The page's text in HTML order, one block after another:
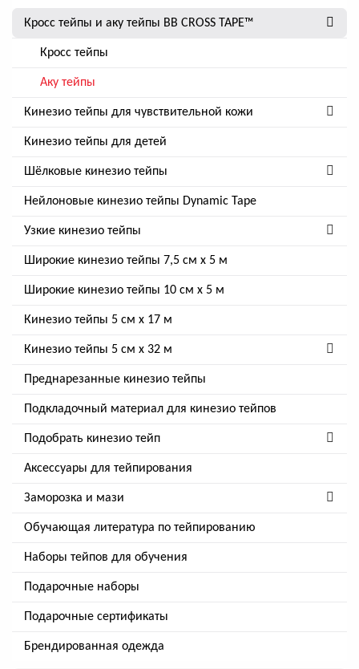
Кросс тейпы и аку тейпы BB CROSS TAPE™
Кросс тейпы
Аку тейпы
Кинезио тейпы для чувствительной кожи
Кинезио тейпы для детей
Шёлковые кинезио тейпы
Нейлоновые кинезио тейпы Dynamic Tape
Узкие кинезио тейпы
Широкие кинезио тейпы 7,5 см x 5 м
Широкие кинезио тейпы 10 см х 5 м
Кинезио тейпы 5 см x 17 м
Кинезио тейпы 5 см х 32 м
Преднарезанные кинезио тейпы
Подкладочный материал для кинезио тейпов
Подобрать кинезио тейп
Аксессуары для тейпирования
Заморозка и мази
Обучающая литература по тейпированию
Наборы тейпов для обучения
Подарочные наборы
Подарочные сертификаты
Брендированная одежда